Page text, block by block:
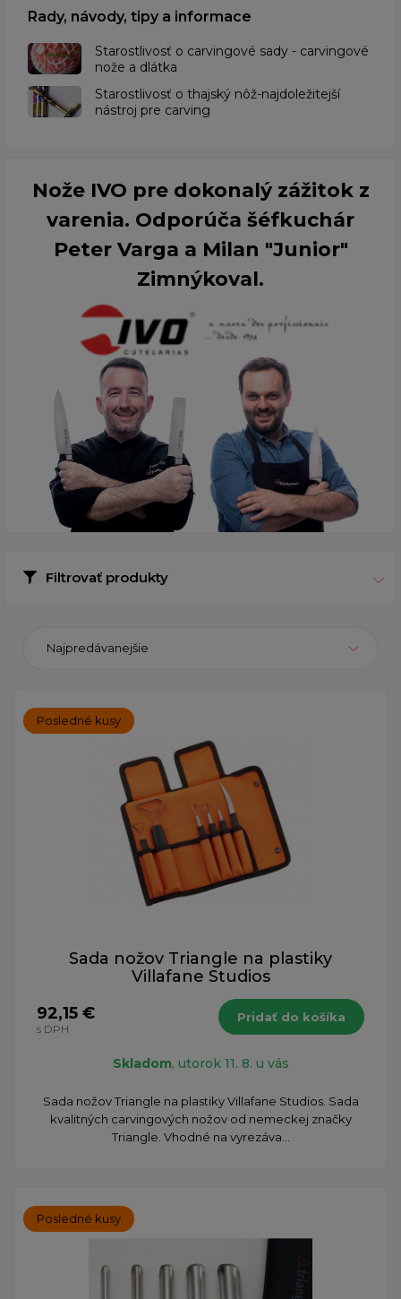
Rady, návody, tipy a informace
Starostlivosť o carvingové sady - carvingové
nože a dlátka
Starostlivosť o thajský nôž-najdoležitejší
nástroj pre carving
Nože IVO pre dokonalý zážitok z
varenia. Odporúča šéfkuchár
Peter Varga a Milan "Junior"
Zimnýkoval.
Filtrovať produkty
Najpredávanejšie
Posledné kusy
Sada nožov Triangle na plastiky
Villafane Studios
92,15 €
s DPH
Pridať do košíka
Skladom, utorok 11. 8. u vás
Sada nožov Triangle na plastiky Villafane Studios. Sada
kvalitných carvingových nožov od nemeckej značky
Triangle. Vhodné na vyrezáva...
Posledné kusy